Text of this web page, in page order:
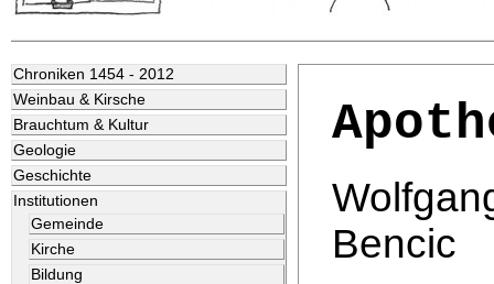
Chroniken 1454 - 2012
Weinbau & Kirsche
Brauchtum & Kultur
Geologie
Geschichte
Institutionen
Gemeinde
Kirche
Bildung
Bencic